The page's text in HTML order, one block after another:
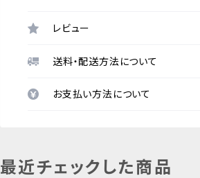
レビュー
送料・配送方法について
お支払い方法について
最近チェックした商品